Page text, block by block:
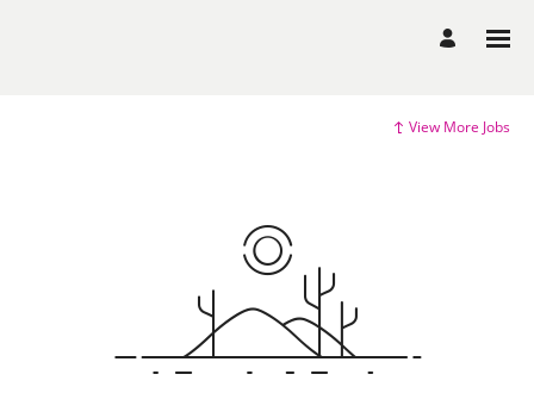
View More Jobs